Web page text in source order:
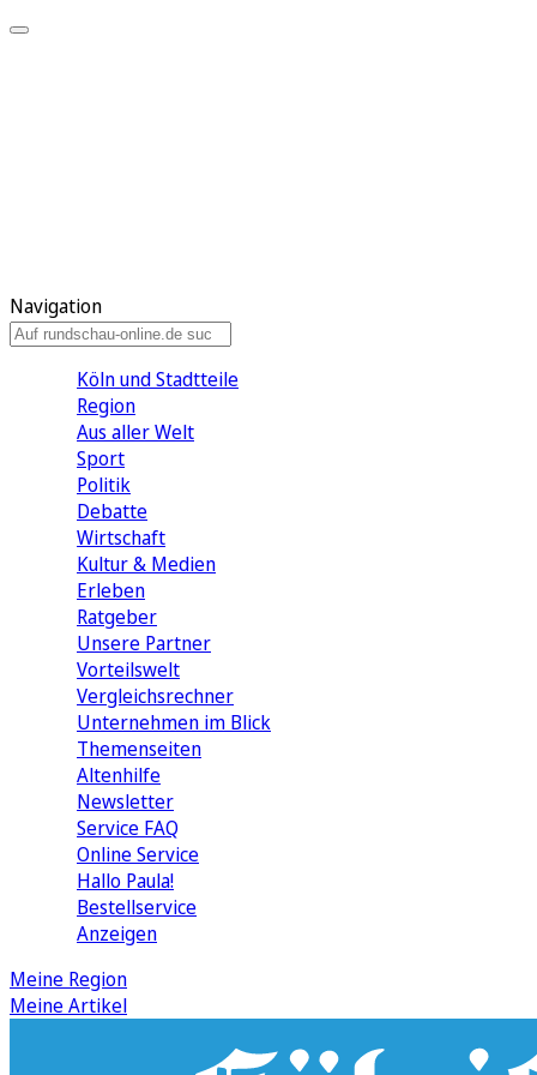
Navigation
Köln und Stadtteile
Region
Aus aller Welt
Sport
Politik
Debatte
Wirtschaft
Kultur & Medien
Erleben
Ratgeber
Unsere Partner
Vorteilswelt
Vergleichsrechner
Unternehmen im Blick
Themenseiten
Altenhilfe
Newsletter
Service FAQ
Online Service
Hallo Paula!
Bestellservice
Anzeigen
Meine Region
Meine Artikel